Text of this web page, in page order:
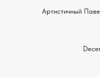
Артистичный